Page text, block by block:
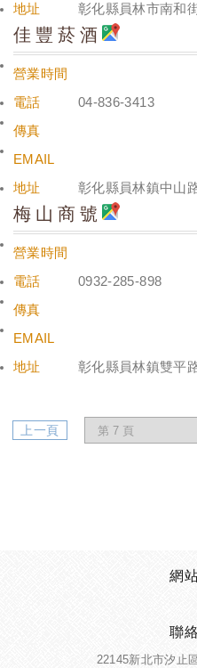
地址
彰化縣員林市南和
佳豐菸酒
營業時間
電話
04-836-3413
傳真
EMAIL
地址
彰化縣員林鎮中山
梅山商號
營業時間
電話
0932-285-898
傳真
EMAIL
地址
彰化縣員林鎮雙平
上一頁
網
聯
22145新北市汐止